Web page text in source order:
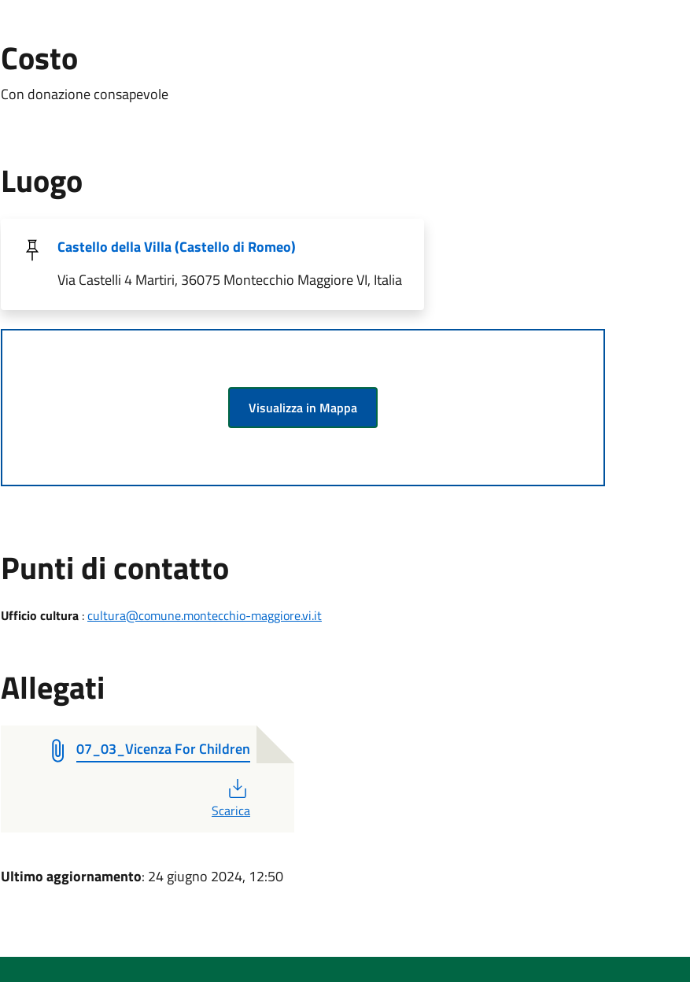
Costo
Con donazione consapevole
Luogo
Castello della Villa (Castello di Romeo)
Via Castelli 4 Martiri, 36075 Montecchio Maggiore VI, Italia
Visualizza in Mappa
Punti di contatto
Ufficio cultura:cultura@comune.montecchio-maggiore.vi.it
Allegati
07_03_Vicenza For Children
Scarica
Ultimo aggiornamento: 24 giugno 2024, 12:50